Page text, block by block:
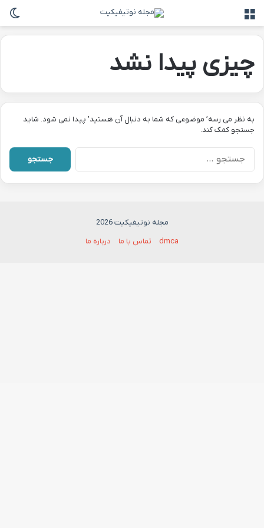
چیزی پیدا نشد
به نظر می رسه’ موضوعی که شما به دنبال آن هستید’ پیدا نمی شود. شاید
جستجو کمک کند.
جستجو
برای:
مجله نوتیفیکیت 2026
dmca
تماس با ما درباره ما